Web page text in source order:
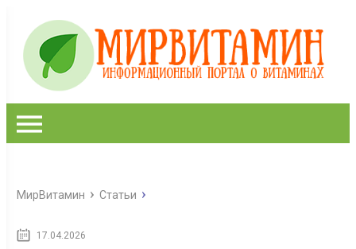
МирВитамин Статьи
17.04.2026Когда витамины бессильны: